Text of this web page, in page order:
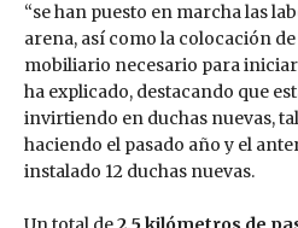
“se han puesto en marcha las
arena, así como la colocación de
mobiliario necesario para iniciar
ha explicado, destacando que
invirtiendo en duchas nuevas,
haciendo el pasado año y el
instalado 12 duchas nuevas.